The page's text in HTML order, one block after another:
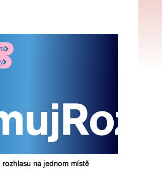
na jednom místě